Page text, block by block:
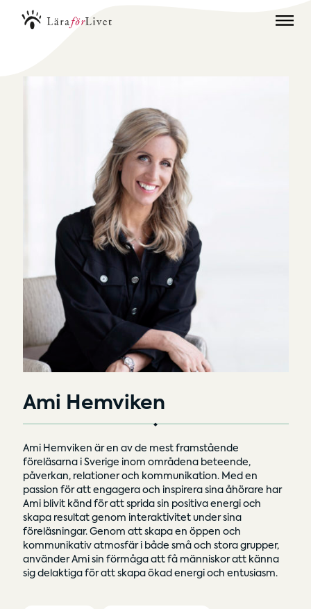
Ami Hemviken
Ami Hemviken är en av de mest framstående
föreläsarna i Sverige inom områdena beteende,
påverkan, relationer och kommunikation. Med en
passion för att engagera och inspirera sina åhörare har
Ami blivit känd för att sprida sin positiva energi och
skapa resultat genom interaktivitet under sina
föreläsningar. Genom att skapa en öppen och
kommunikativ atmosfär i både små och stora grupper,
använder Ami sin förmåga att få människor att känna
sig delaktiga för att skapa ökad energi och entusiasm.